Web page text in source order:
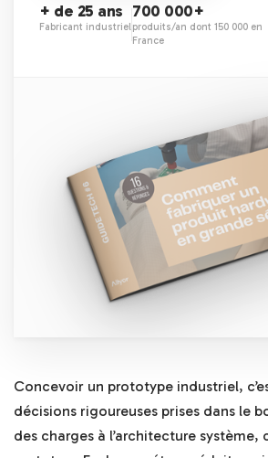
+ de 25 ans
Fabricant industriel
700 000+
produits/an dont 150 000 en
France
Concevoir un prototype industriel,
décisions rigoureuses prises dans le
des charges à l’architecture système,